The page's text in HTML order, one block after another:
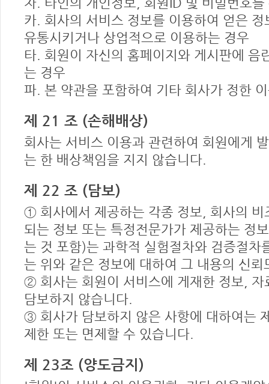
카. 회사의 서비스 정보를 이용하여 얻은
유통시키거나 상업적으로 이용하는 경우
타. 회원이 자신의 홈페이지와 게시판에 음
는 경우
파. 본 약관을 포함하여 기타 회사가 정한
제 21 조 (손해배상)
회사는 서비스 이용과 관련하여 회원에게
는 한 배상책임을 지지 않습니다.
제 22 조 (담보)
① 회사에서 제공하는 각종 정보, 회사의
되는 정보 또는 특정전문가가 제공하는 정
는 것 포함)는 과학적 실험절차와 검증절
는 위와 같은 정보에 대하여 그 내용의 신
② 회사는 회원이 서비스에 게재한 정보,
담보하지 않습니다.
③ 회사가 담보하지 않은 사항에 대하여는
제한 또는 면제할 수 있습니다.
제 23조 (양도금지)